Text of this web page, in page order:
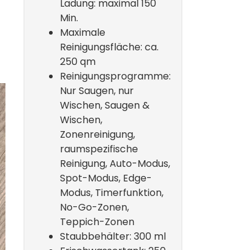
Ladung: maximal 150
Min.
Maximale
Reinigungsfläche: ca.
250 qm
Reinigungsprogramme:
Nur Saugen, nur
Wischen, Saugen &
Wischen,
Zonenreinigung,
raumspezifische
Reinigung, Auto-Modus,
Spot-Modus, Edge-
Modus, Timerfunktion,
No-Go-Zonen,
Teppich-Zonen
Staubbehälter: 300 ml